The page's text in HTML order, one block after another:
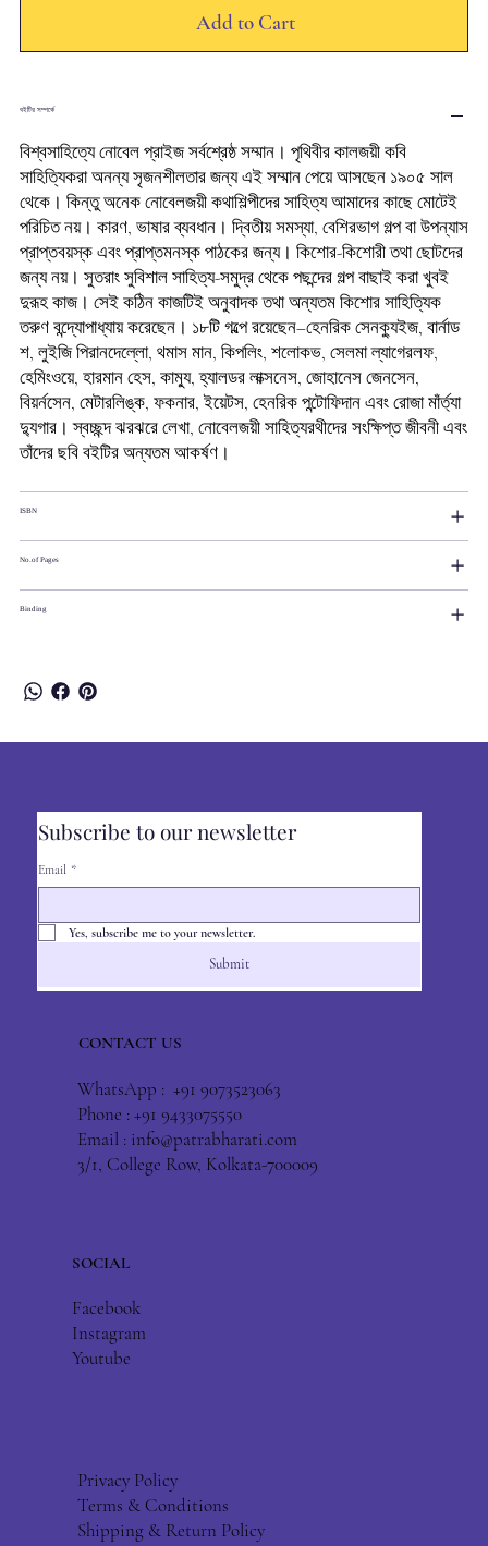
Add to Cart
বইটির সম্পর্কে
বিশ্বসাহিত্যে নোবেল প্রাইজ সর্বশ্রেষ্ঠ সম্মান। পৃথিবীর কালজয়ী কবি
সাহিত্যিকরা অনন্য সৃজনশীলতার জন্য এই সম্মান পেয়ে আসছেন ১৯০৫ সাল
থেকে। কিন্তু অনেক নোবেলজয়ী কথাশিল্পীদের সাহিত্য আমাদের কাছে মোটেই
পরিচিত নয়। কারণ, ভাষার ব্যবধান। দ্বিতীয় সমস্যা, বেশিরভাগ গল্প বা উপন্যাস
প্রাপ্তবয়স্ক এবং প্রাপ্তমনস্ক পাঠকের জন্য। কিশোর-কিশোরী তথা ছোটদের
জন্য নয়। সুতরাং সুবিশাল সাহিত্য-সমুদ্র থেকে পছন্দের গল্প বাছাই করা খুবই
দুরূহ কাজ। সেই কঠিন কাজটিই অনুবাদক তথা অন্যতম কিশোর সাহিত্যিক
তরুণ বন্দ্যোপাধ্যায় করেছেন। ১৮টি গল্পে রয়েছেন–হেনরিক সেনক্যুইজ, বার্নাড
শ, লুইজি পিরানদেল্লো, থমাস মান, কিপলিং, শলোকভ, সেলমা ল্যাগেরলফ,
হেমিংওয়ে, হারমান হেস, কাম্যু, হ্যালডর লাক্সনেস, জোহানেস জেনসেন,
বিয়র্নসেন, মেটারলিঙ্ক, ফকনার, ইয়েটস, হেনরিক পন্টোফিদান এবং রোজা মাঁর্ত্যা
দ্যুগার। স্বচ্ছন্দ ঝরঝরে লেখা, নোবেলজয়ী সাহিত্যরথীদের সংক্ষিপ্ত জীবনী এবং
তাঁদের ছবি বইটির অন্যতম আকর্ষণ।
ISBN
No.of Pages
Binding
Subscribe to our newsletter
Email *
Yes, subscribe me to your newsletter.
Submit
CONTACT US
WhatsApp : +91 9073523063
Phone : +91 9433075550
Email : info@patrabharati.com
3/1, College Row, Kolkata-700009
SOCIAL
Facebook
Instagram
Youtube
Privacy Policy
Terms & Conditions
Shipping & Return Policy